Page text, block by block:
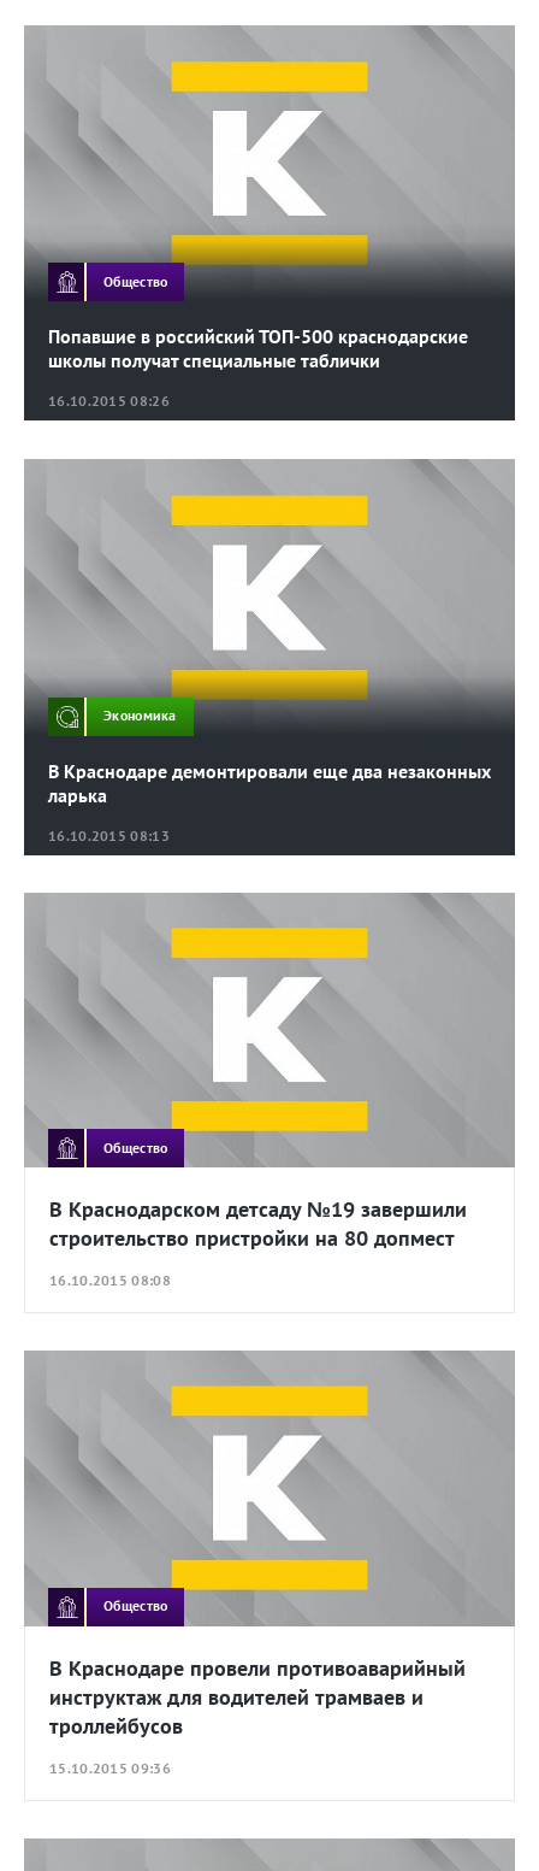
16.10.2015 08:26
Попавшие в российский ТОП-500 краснодарские
школы получат специальные таблички
Общество
16.10.2015 08:13
В Краснодаре демонтировали еще два незаконных
ларька
Экономика
Общество
В Краснодарском детсаду №19 завершили
строительство пристройки на 80 допмест
16.10.2015 08:08
Общество
В Краснодаре провели противоаварийный
инструктаж для водителей трамваев и
троллейбусов
15.10.2015 09:36